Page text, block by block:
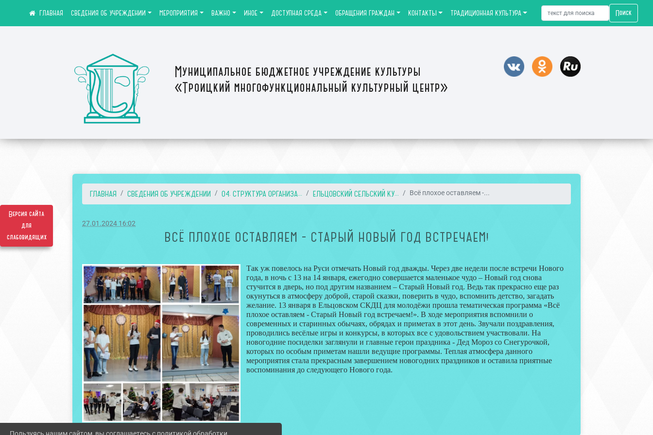
Версия сайта
для
слабовидящих
Муниципальное бюджетное учреждение культуры
«Троицкий многофункциональный культурный центр»
СВЕДЕНИЯ ОБ УЧРЕЖДЕНИИ МЕРОПРИЯТИЯ ВАЖНО ИНОЕ ДОСТУПНАЯ СРЕДА ОБРАЩЕНИЯ ГРАЖДАН КОНТАКТЫ ТРАДИЦИОННАЯ КУЛЬТУРА Поиск
ГЛАВНАЯ СВЕДЕНИЯ ОБ УЧРЕЖДЕНИИ 04. СТРУКТУРА ОРГАНИЗА... ЕЛЬЦОВСКИЙ СЕЛЬСКИЙ КУ... Всё плохое оставляем -...
27.01.2024 16:02
ВСЁ ПЛОХОЕ ОСТАВЛЯЕМ - СТАРЫЙ НОВЫЙ ГОД ВСТРЕЧАЕМ!
Так уж повелось на Руси отмечать Новый год дважды. Через две недели после встречи Нового
года, в ночь с 13 на 14 января, ежегодно совершается маленькое чудо – Новый год снова
стучится в дверь, но под другим названием – Старый Новый год. Ведь так прекрасно еще раз
окунуться в атмосферу доброй, старой сказки, поверить в чудо, вспомнить детство, загадать
желание. 13 января в Ельцовском СКДЦ для молодёжи прошла тематическая программа «Всё
плохое оставляем - Старый Новый год встречаем!». В ходе мероприятия вспомнили о
современных и старинных обычаях, обрядах и приметах в этот день. Звучали поздравления,
проводились весёлые игры и конкурсы, в которых все с удовольствием участвовали. На
новогодние посиделки заглянули и главные герои праздника - Дед Мороз со Снегурочкой,
которых по особым приметам нашли ведущие программы. Теплая атмосфера данного
мероприятия стала прекрасным завершением новогодних праздников и оставила приятные
воспоминания до следующего Нового года.